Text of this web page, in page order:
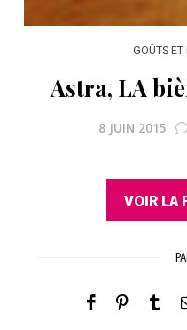
GOÛTS ET
Astra, LA
8 JUIN 2015
VOIR LA